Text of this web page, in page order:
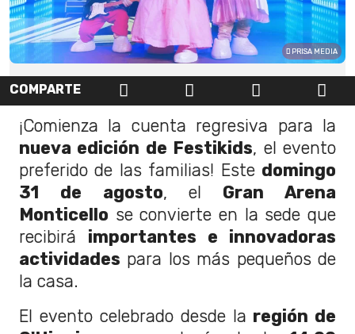
PRISA MEDIA
COMPARTE
¡Comienza la cuenta regresiva para la
nueva edición de Festikids, el evento
preferido de las familias! Este domingo
31 de agosto, el Gran Arena
Monticello se convierte en la sede que
recibirá importantes e innovadoras
actividades para los más pequeños de
la casa.
El evento celebrado desde la región de